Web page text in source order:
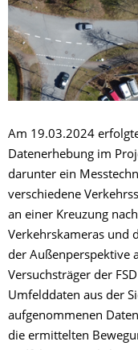
Am 19.03.2024
Datenerhebung im
darunter ein
verschiedene
an einer Kreuzung
Verkehrskameras und
der Außenperspektive
Versuchsträger der
Umfelddaten aus der
aufgenommenen
die ermittelten